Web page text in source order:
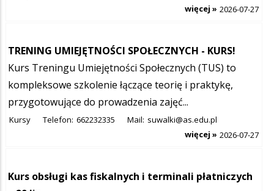
2026-07-27
więcej »
TRENING UMIEJĘTNOŚCI SPOŁECZNYCH - KURS!
Kurs Treningu Umiejętności Społecznych (TUS) to
kompleksowe szkolenie łączące teorię i praktykę,
przygotowujące do prowadzenia zajęć...
Kursy Telefon: 662232335 Mail: suwalki@as.edu.pl
2026-07-27
więcej »
Kurs obsługi kas fiskalnych i terminali płatniczych